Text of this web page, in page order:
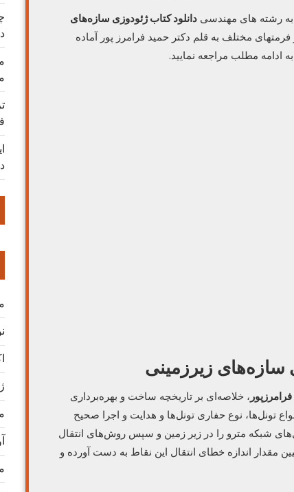
به رشته های مهندسی دانلود کتاب ژئودوزی سازه‌های
مختلف به قلم دکتر حمید فرامرز پور آماده
ادامه مطلب مراجعه نمایید.
سازه‌های زیرزمینی
، خلاصه‌ای بر تاریخچه ساخت و بهره‌برداری
تونل‌ها، نوع حفاری تونل‌ها و هدایت و اجرا صحیح
شبکه مترو را در زیر‌ زمین و سپس روش‌های انتقال
مقدار اندازه خطای انتقال این نقاط به دست آورده و